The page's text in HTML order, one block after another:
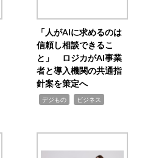
「人がAIに求めるのは
信頼し相談できるこ
と」 ロジカがAI事業
者と導入機関の共通指
針案を策定へ
デジもの ビジネス